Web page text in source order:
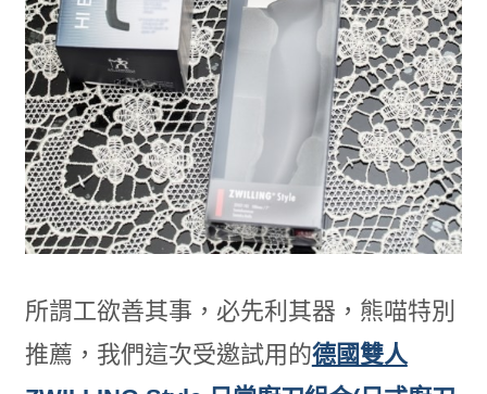
所謂工欲善其事，必先利其器，熊喵特別
推薦，我們這次受邀試用的德國雙人